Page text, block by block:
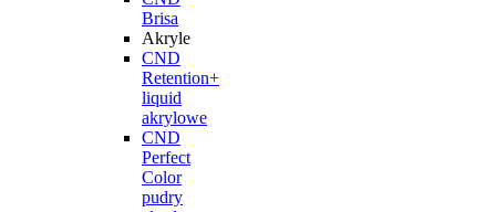
Brisa
Akryle
CND
Retention+
liquid
akrylowe
CND
Perfect
Color
pudry